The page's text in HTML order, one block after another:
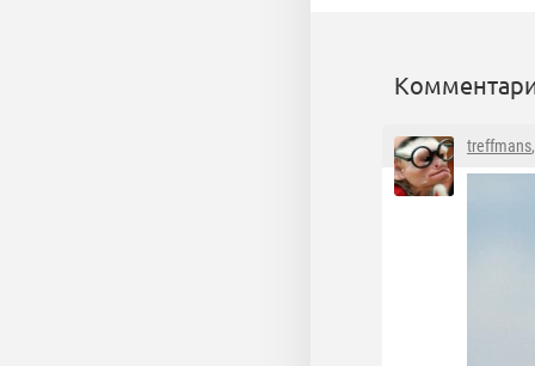
treffmans